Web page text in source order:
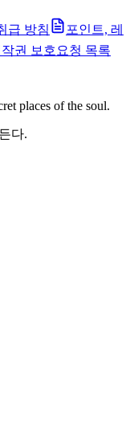
급 방침
포인트, 레
권 보호요청 목록
places of the soul.
다.